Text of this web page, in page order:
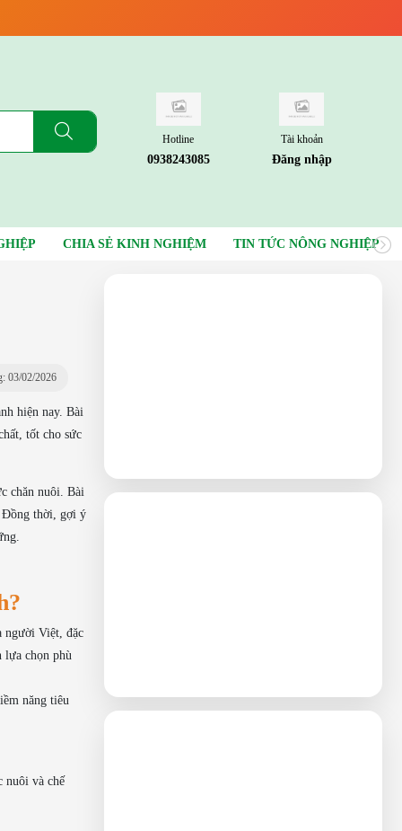
Hotline
0938243085
Tài khoản
Đăng nhập
CHIA SẺ KINH NGHIỆM TIN TỨC NÔNG NGHIỆP
03/02/2026
hiện nay. Bài
tốt cho sức
chăn nuôi. Bài
Đồng thời, gợi ý
người Việt, đặc
lựa chọn phù
năng tiêu
nuôi và chế